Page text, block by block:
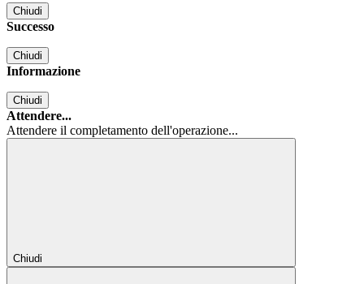
Chiudi
Successo
Chiudi
Informazione
Chiudi
Attendere...
Attendere il completamento dell'operazione...
Chiudi